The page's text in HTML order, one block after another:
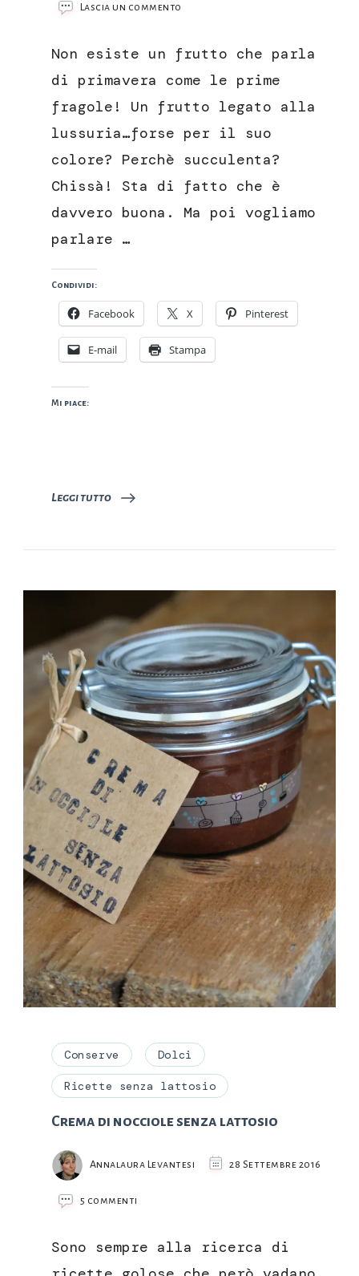
Lascia un commento
con
Non esiste un frutto che parla
di primavera come le prime
fragole! Un frutto legato alla
lussuria…forse per il suo
colore? Perchè succulenta?
Chissà! Sta di fatto che è
davvero buona. Ma poi vogliamo
parlare …
Condividi:
Facebook X Pinterest
E-mail Stampa
Mi piace:
Leggi tutto
Conserve Dolci
Ricette senza lattosio
Crema di nocciole senza lattosio
Annalaura Levantesi 28 Settembre 2016
5 commenti
nocciole
senza
Sono sempre alla ricerca di